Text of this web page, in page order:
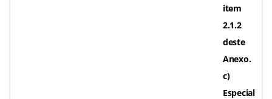
item
2.1.2
deste
Anexo.
c)
Especial